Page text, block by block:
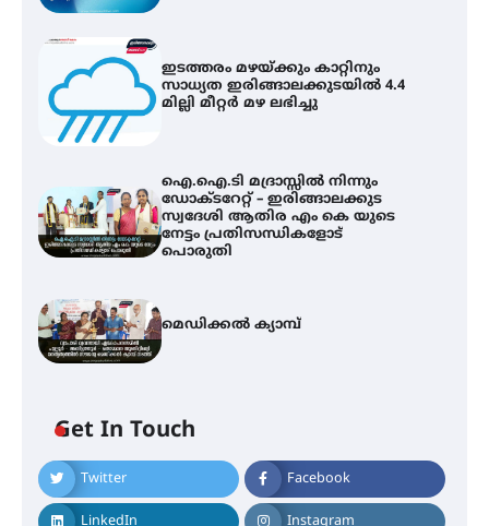
ഇടത്തരം മഴയ്ക്കും കാറ്റിനും
സാധ്യത ഇരിങ്ങാലക്കുടയിൽ 4.4
മില്ലി മീറ്റർ മഴ ലഭിച്ചു
ഐ.ഐ.ടി മദ്രാസ്സിൽ നിന്നും
ഡോക്ടറേറ്റ് – ഇരിങ്ങാലക്കുട
സ്വദേശി ആതിര എം കെ യുടെ
നേട്ടം പ്രതിസന്ധികളോട്
പൊരുതി
മെഡിക്കൽ ക്യാമ്പ്
Get In Touch
Twitter Facebook
LinkedIn Instagram
ഐ.ഐ.ടി മദ്രാസ്സിൽ നിന്നും
ഡോക്ടറേറ്റ് – ഇരിങ്ങാലക്കുട
സ്വദേശി ആതിര എം കെ യുടെ